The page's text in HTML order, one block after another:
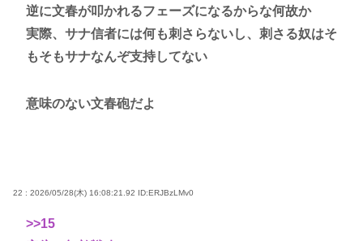
逆に文春が叩かれるフェーズになるからな何故か
実際、サナ信者には何も刺さらないし、刺さる奴はそ
もそもサナなんぞ支持してない
意味のない文春砲だよ
22 : 2026/05/28(木) 16:08:21.92 ID:ERJBzLMv0
>>15